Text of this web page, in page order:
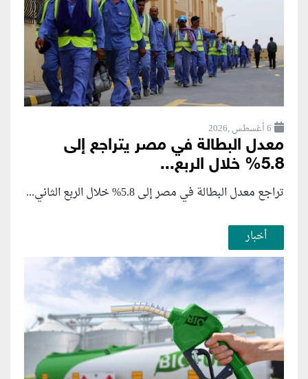
6 أغسطس ,2026
معدل البطالة في مصر يتراجع إلى
5.8% خلال الربع...
تراجع معدل البطالة في مصر إلى 5.8% خلال الربع الثاني...
أخبار